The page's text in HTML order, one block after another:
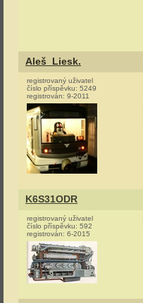
Aleš_Liesk.
registrovaný uživatel
číslo příspěvku: 5249
registrován: 9-2011
K6S31ODR
registrovaný uživatel
číslo příspěvku: 592
registrován: 6-2015